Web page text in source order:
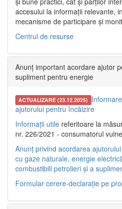
accesului la informații relevante,
mecanisme de participare și
Centrul de resurse
Anunț important acordare ajutor
supliment pentru energie
ACTUALIZARE (23.12.2025)
ajutorului pentru încălzire
Informații utile referitoare la
nr. 226/2021 - consumatorul
Anunț privind acordarea
cu gaze naturale, energie
combustibili petrolieri și a
Formular cerere-declarație pe